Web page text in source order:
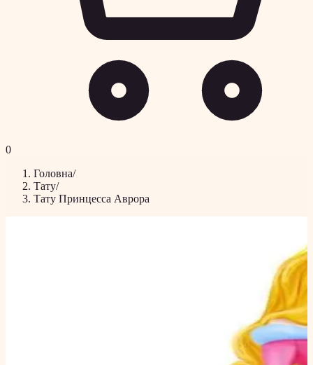
0
Головна/
Тату/
Тату Принцесса Аврора